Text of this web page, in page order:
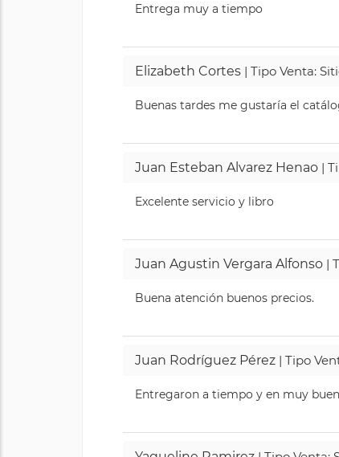
Entrega muy a tiempo
Elizabeth Cortes | Tipo Venta:
Buenas tardes me gustaría el
Juan Esteban Alvarez Henao |
Excelente servicio y libro
Juan Agustin Vergara Alfonso |
Buena atención buenos precios.
Juan Rodríguez Pérez | Tipo
Entregaron a tiempo y en muy